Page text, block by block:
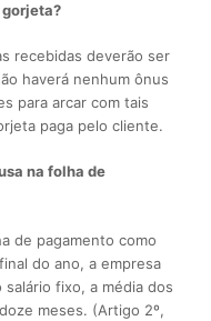
recebidas deverão ser
haverá nenhum ônus
para arcar com tais
paga pelo cliente.
na folha de
de pagamento como
do ano, a empresa
fixo, a média dos
meses. (Artigo 2º,